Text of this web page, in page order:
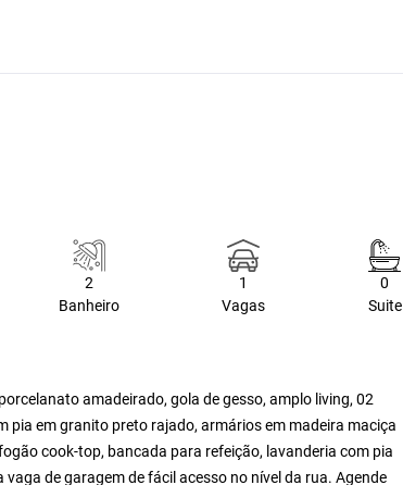
2
Banheiro
1
Vagas
0
Suite
amadeirado, gola de gesso, amplo living, 02
pia em granito preto rajado, armários em madeira maciça
cook-top, bancada para refeição, lavanderia com pia
de garagem de fácil acesso no nível da rua. Agende